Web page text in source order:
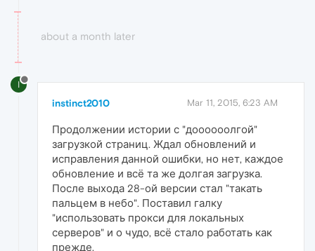
about a month later
I
instinct2010 Mar 11, 2015, 6:23 AM
Продолжении истории с "доооооолгой"
загрузкой страниц. Ждал обновлений и
исправления данной ошибки, но нет, каждое
обновление и всё та же долгая загрузка.
После выхода 28-ой версии стал "такать
пальцем в небо". Поставил галку
"использовать прокси для локальных
серверов" и о чудо, всё стало работать как
прежде.